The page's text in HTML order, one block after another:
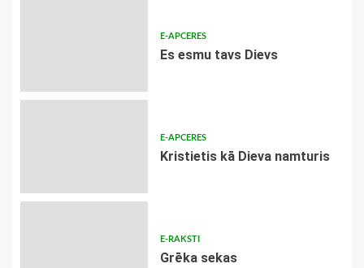
E-APCERES
Es esmu tavs Dievs
E-APCERES
Kristietis kā Dieva namturis
E-RAKSTI
Grēka sekas